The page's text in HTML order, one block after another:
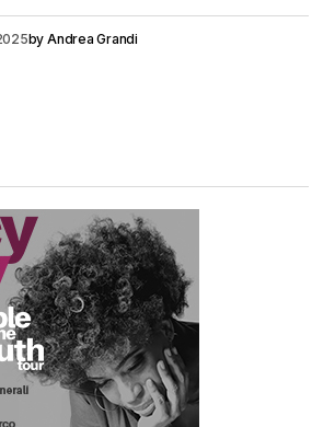
by Andrea Grandi